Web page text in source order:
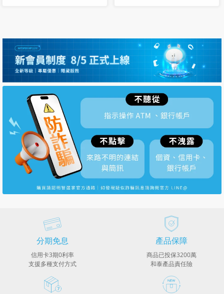
分期免息
信用卡3期0利率
支援多種支付方式
產品保障
商品已投保3200萬
和泰產品責任險